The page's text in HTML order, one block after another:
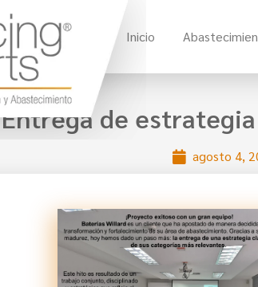
Inicio
Entrega de
agosto 4,